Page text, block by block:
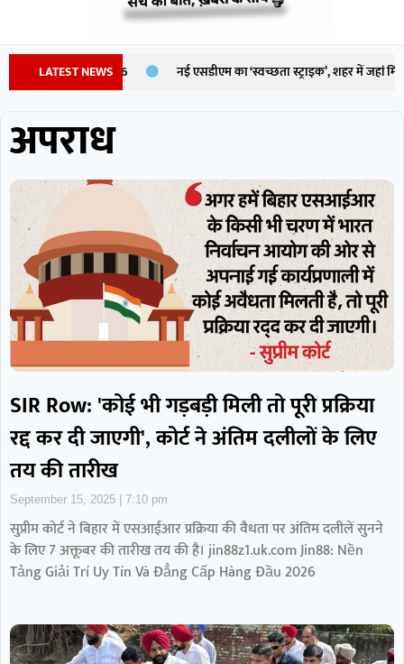
LATEST NEWS
Tại Việt Nam 2026 नई एसडीएम का ‘स्वच्छता स्ट्राइक’, शहर में जहां मिली
अपराध
SIR Row: 'कोई भी गड़बड़ी मिली तो पूरी प्रक्रिया
रद्द कर दी जाएगी', कोर्ट ने अंतिम दलीलों के लिए
तय की तारीख
September 15, 2025 7:10 pm
सुप्रीम कोर्ट ने बिहार में एसआईआर प्रक्रिया की वैधता पर अंतिम दलीलें सुनने
के लिए 7 अक्तूबर की तारीख तय की है। jin88z1.uk.com Jin88: Nền
Tảng Giải Trí Uy Tín Và Đẳng Cấp Hàng Đầu 2026